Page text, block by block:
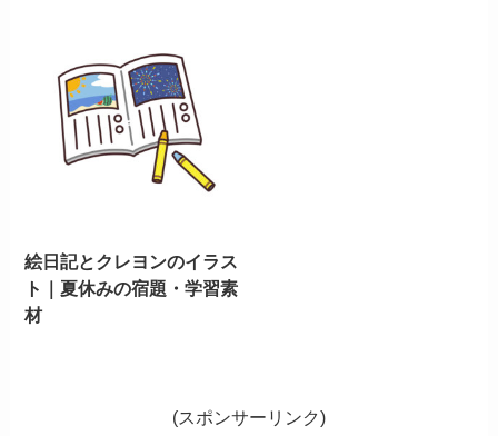
絵日記とクレヨンのイラス
ト｜夏休みの宿題・学習素
材
(スポンサーリンク)